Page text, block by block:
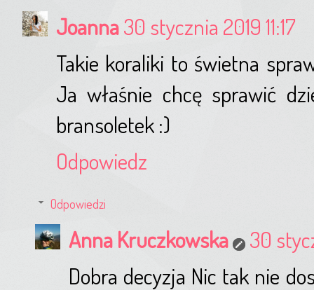
Joanna30 stycznia 2019 11:17
Takie koraliki to świetna
Ja właśnie chcę sprawić
bransoletek :)
Odpowiedz
Odpowiedzi
Anna Kruczkowska
30
Dobra decyzja Nic tak nie